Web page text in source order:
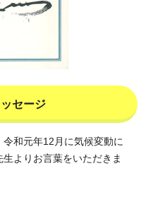
セージ
和元年12月に気候変動に
よりお言葉をいただきま